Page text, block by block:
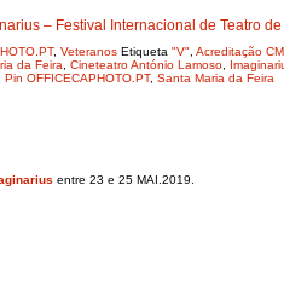
– Festival Internacional de Teatro
, Veteranos Etiqueta "V" Acreditação
da Feira Cineteatro António Lamoso
Pin OFFICECAPHOTO.PT, Santa Maria da Feira
entre 23 e 25 MAI.2019.